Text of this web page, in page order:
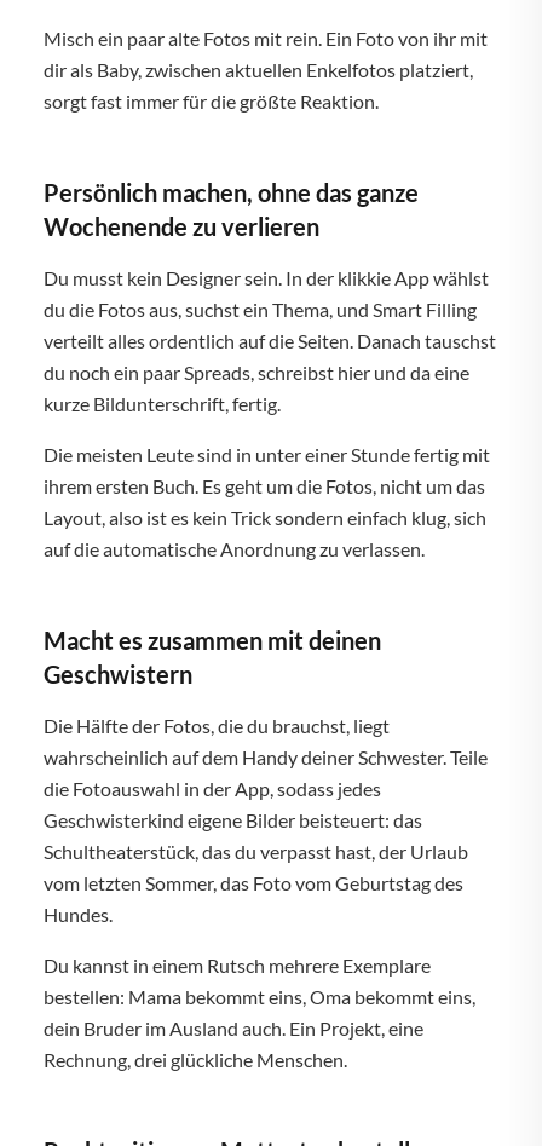
Misch ein paar alte Fotos mit rein. Ein Foto von ihr mit
dir als Baby, zwischen aktuellen Enkelfotos platziert,
sorgt fast immer für die größte Reaktion.
Persönlich machen, ohne das ganze
Wochenende zu verlieren
Du musst kein Designer sein. In der klikkie App wählst
du die Fotos aus, suchst ein Thema, und Smart Filling
verteilt alles ordentlich auf die Seiten. Danach tauschst
du noch ein paar Spreads, schreibst hier und da eine
kurze Bildunterschrift, fertig.
Die meisten Leute sind in unter einer Stunde fertig mit
ihrem ersten Buch. Es geht um die Fotos, nicht um das
Layout, also ist es kein Trick sondern einfach klug, sich
auf die automatische Anordnung zu verlassen.
Macht es zusammen mit deinen
Geschwistern
Die Hälfte der Fotos, die du brauchst, liegt
wahrscheinlich auf dem Handy deiner Schwester. Teile
die Fotoauswahl in der App, sodass jedes
Geschwisterkind eigene Bilder beisteuert: das
Schultheaterstück, das du verpasst hast, der Urlaub
vom letzten Sommer, das Foto vom Geburtstag des
Hundes.
Du kannst in einem Rutsch mehrere Exemplare
bestellen: Mama bekommt eins, Oma bekommt eins,
dein Bruder im Ausland auch. Ein Projekt, eine
Rechnung, drei glückliche Menschen.